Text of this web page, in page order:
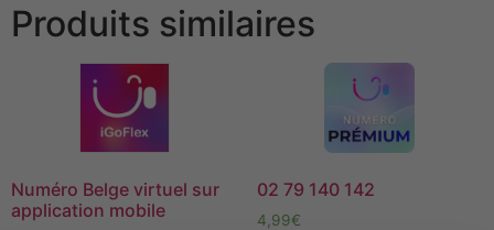
Produits similaires
Numéro Belge virtuel sur
application mobile
02 79 140 142
4,99€